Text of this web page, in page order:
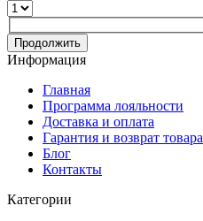
Продолжить
Информация
Главная
Программа лояльности
Доставка и оплата
Гарантия и возврат товара
Блог
Контакты
Категории